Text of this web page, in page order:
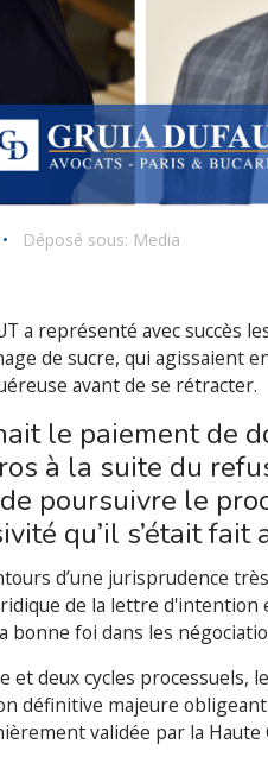
• Déposé sous: Media
a représenté avec succès
de sucre, qui agissaient
avant de se rétracter.
le paiement de
à la suite du
poursuivre le
qu’il s’était fait
d’une jurisprudence
de la lettre d'intention
bonne foi dans les
deux cycles processuels, le
définitive majeure
validée par la Haute